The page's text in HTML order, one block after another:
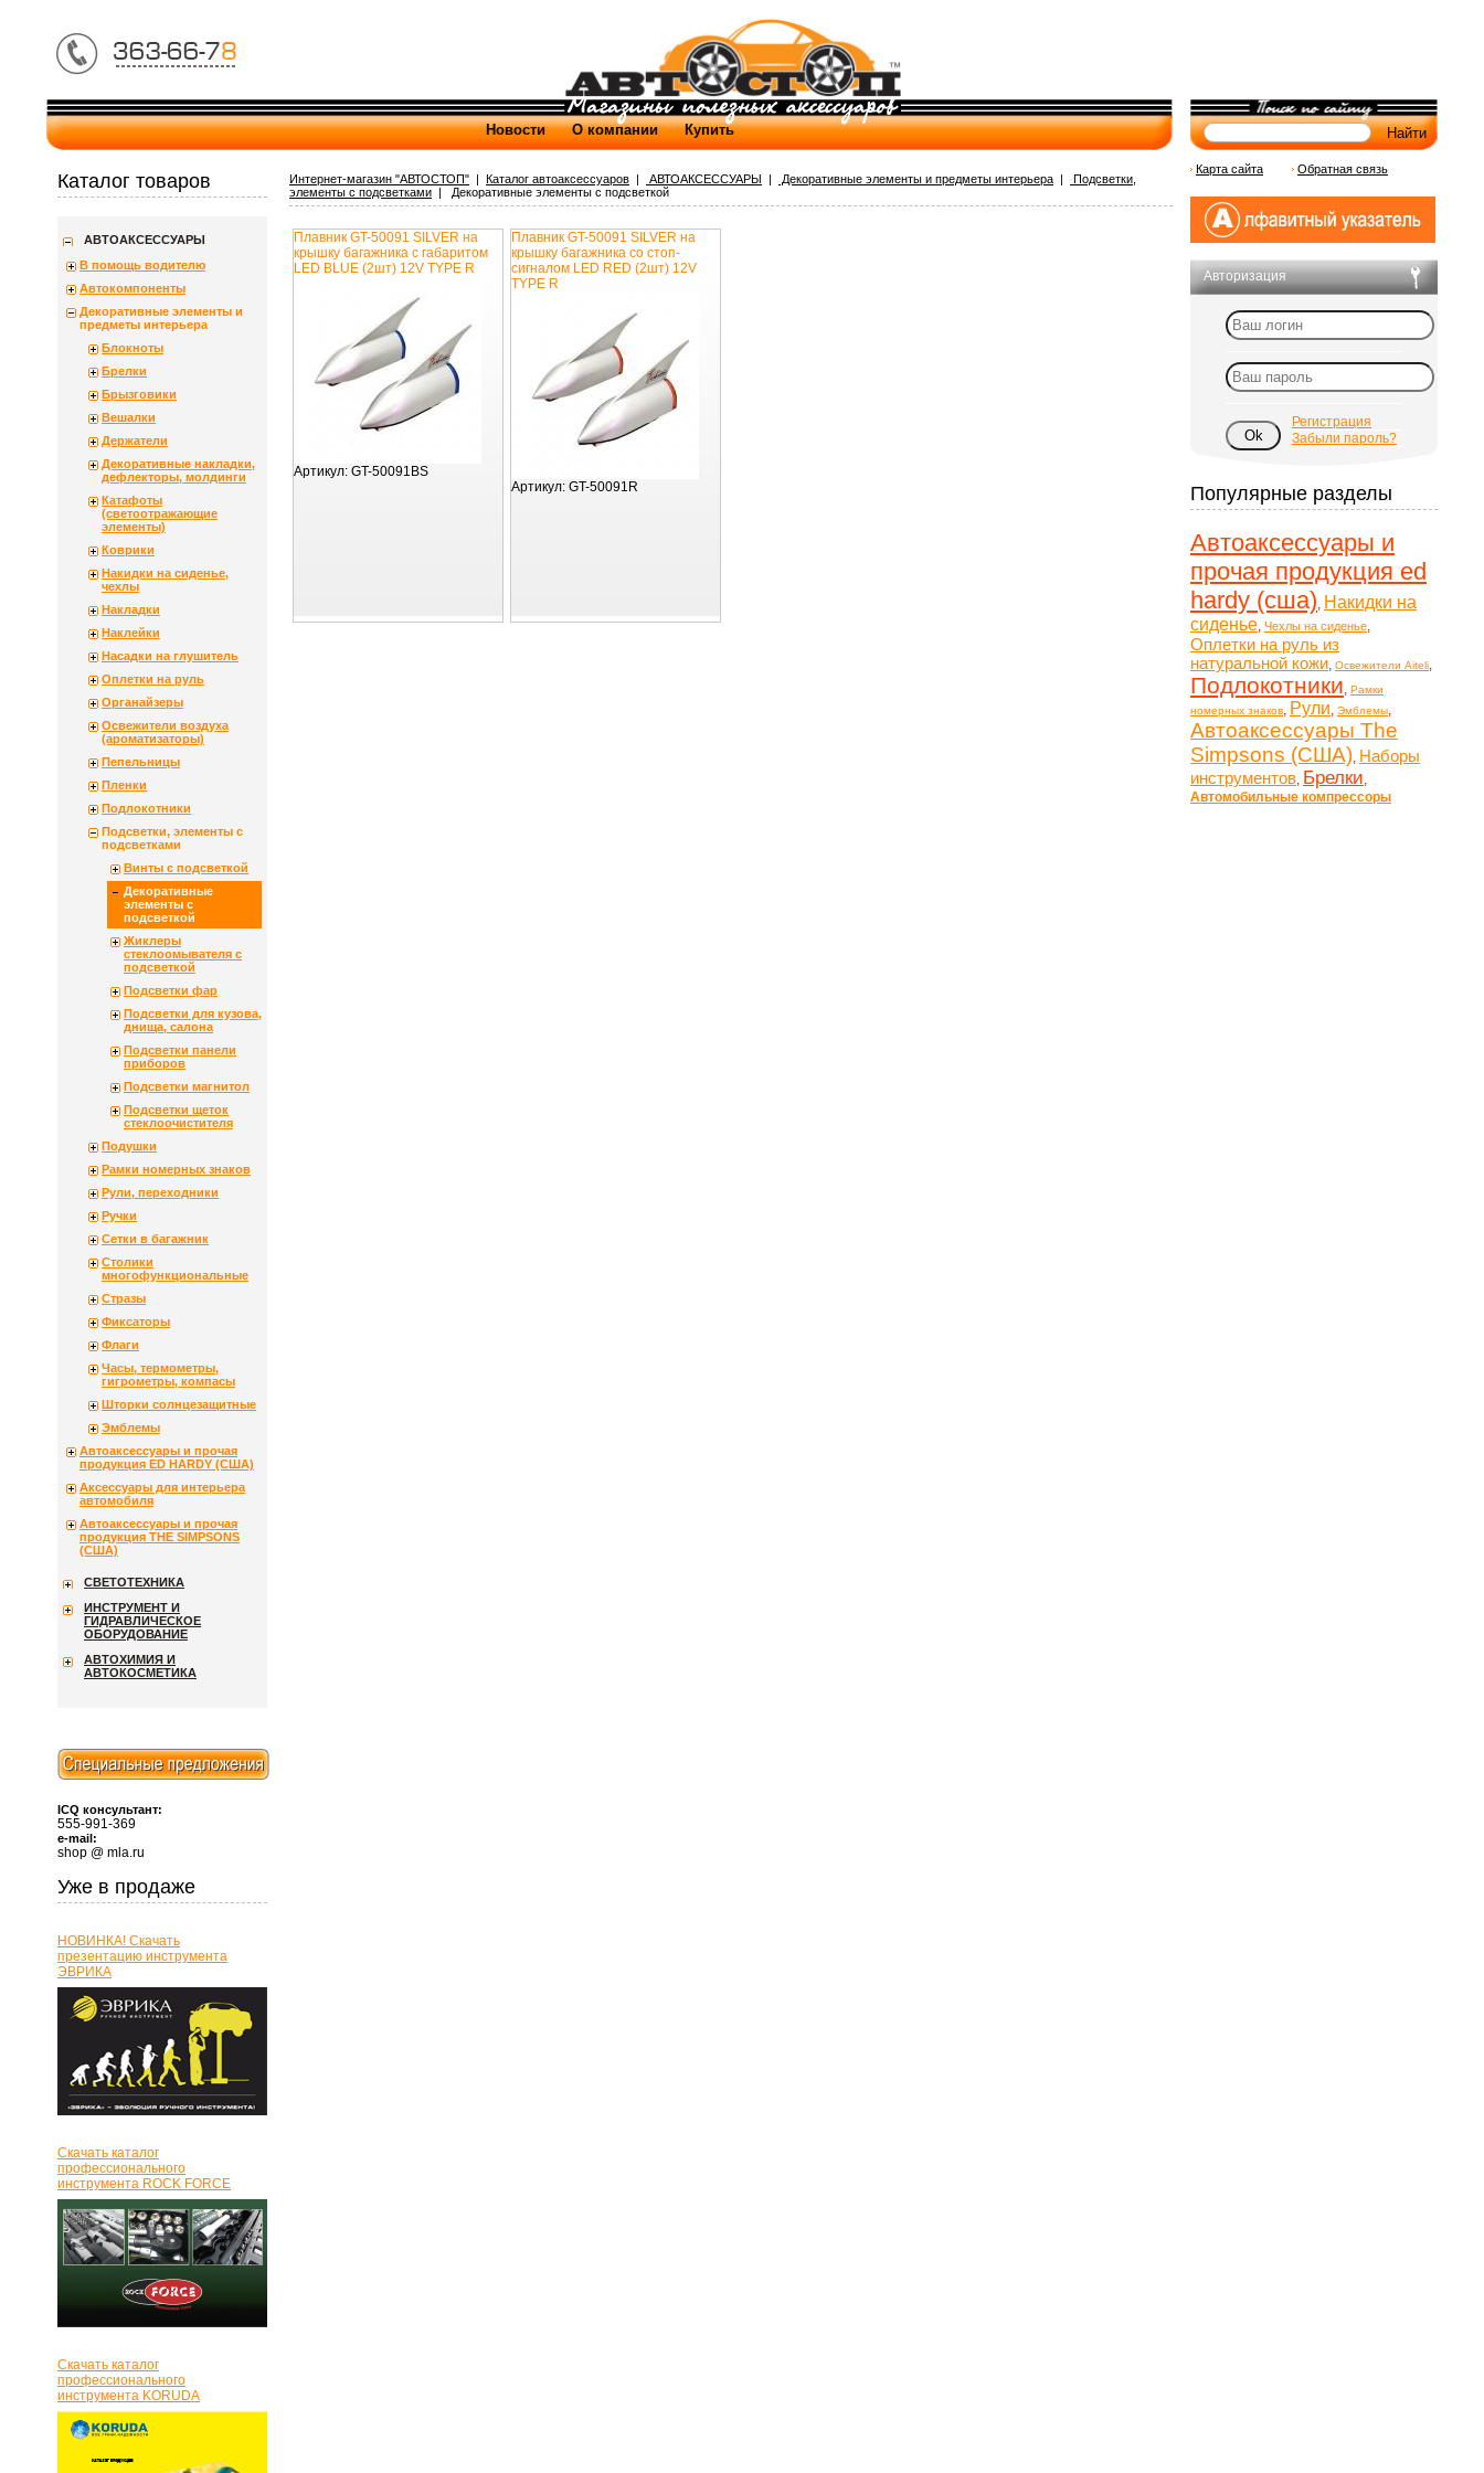
Новости О компании Купить
Интернет-магазин "АВТОСТОП" | Каталог автоаксессуаров | АВТОАКСЕССУАРЫ | Декоративные элементы и предметы интерьера |
Подсветки,
элементы с подсветками | Декоративные элементы с подсветкой
Плавник GT-50091 SILVER на
крышку багажника с габаритом
LED BLUE (2шт) 12V TYPE R
Артикул: GT-50091BS
Плавник GT-50091 SILVER на
крышку багажника со стоп-
сигналом LED RED (2шт) 12V
TYPE R
Артикул: GT-50091R
Каталог товаров
АВТОАКСЕССУАРЫ
В помощь водителю
Автокомпоненты
Декоративные элементы и
предметы интерьера
Блокноты
Брелки
Брызговики
Вешалки
Держатели
Декоративные накладки,
дефлекторы, молдинги
Катафоты
(светоотражающие
элементы)
Коврики
Накидки на сиденье,
чехлы
Накладки
Наклейки
Насадки на глушитель
Оплетки на руль
Органайзеры
Освежители воздуха
(ароматизаторы)
Пепельницы
Пленки
Подлокотники
Подсветки, элементы с
подсветками
Винты с подсветкой
Декоративные
элементы с
подсветкой
Жиклеры
стеклоомывателя с
подсветкой
Подсветки фар
Подсветки для кузова,
днища, салона
Подсветки панели
приборов
Подсветки магнитол
Подсветки щеток
стеклоочистителя
Подушки
Рамки номерных знаков
Рули, переходники
Ручки
Сетки в багажник
Столики
многофункциональные
Стразы
Фиксаторы
Флаги
Часы, термометры,
гигрометры, компасы
Шторки солнцезащитные
Эмблемы
Автоаксессуары и прочая
продукция ED HARDY (США)
Аксессуары для интерьера
автомобиля
Автоаксессуары и прочая
продукция THE SIMPSONS
(США)
СВЕТОТЕХНИКА
ИНСТРУМЕНТ И
ГИДРАВЛИЧЕСКОЕ
ОБОРУДОВАНИЕ
АВТОХИМИЯ И
АВТОКОСМЕТИКА
ICQ консультант:
555-991-369
e-mail:
shop @ mla.ru
Уже в продаже
НОВИНКА! Скачать
презентацию инструмента
ЭВРИКА
Скачать каталог
профессионального
инструмента ROCK FORCE
Скачать каталог
профессионального
инструмента KORUDA
Карта сайта Обратная связь
Авторизация
Регистрация
Забыли пароль?
Популярные разделы
Автоаксессуары и
прочая продукция ed
hardy (сша), Накидки на
сиденье, Чехлы на сиденье,
Оплетки на руль из
натуральной кожи, Освежители Aiteli,
Подлокотники, Рамки
номерных знаков, Рули, Эмблемы,
Автоаксессуары The
Simpsons (США), Наборы
инструментов, Брелки,
Автомобильные компрессоры